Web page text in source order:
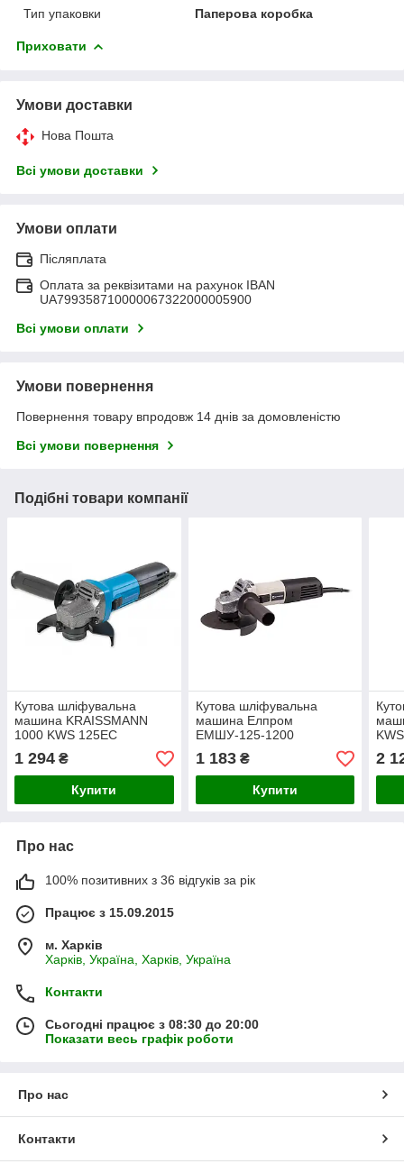
Тип упаковки
Паперова коробка
Приховати
Умови доставки
Нова Пошта
Всі умови доставки
Умови оплати
Післяплата
Оплата за реквізитами на рахунок IBAN
UA799358710000067322000005900
Всі умови оплати
Умови повернення
Повернення товару впродовж 14 днів за домовленістю
Всі умови повернення
Подібні товари компанії
Кутова шліфувальна
машина KRAISSMANN
1000 KWS 125EC
1 294 ₴
Купити
Кутова шліфувальна
машина Елпром
ЕМШУ-125-1200
1 183₴
Купити
2
Про нас
100% позитивних з 36 відгуків за рік
Працює з 15.09.2015
м. Харків
Харків, Україна, Харків, Україна
Контакти
Сьогодні працює з 08:30 до 20:00
Показати весь графік роботи
Про нас
Контакти